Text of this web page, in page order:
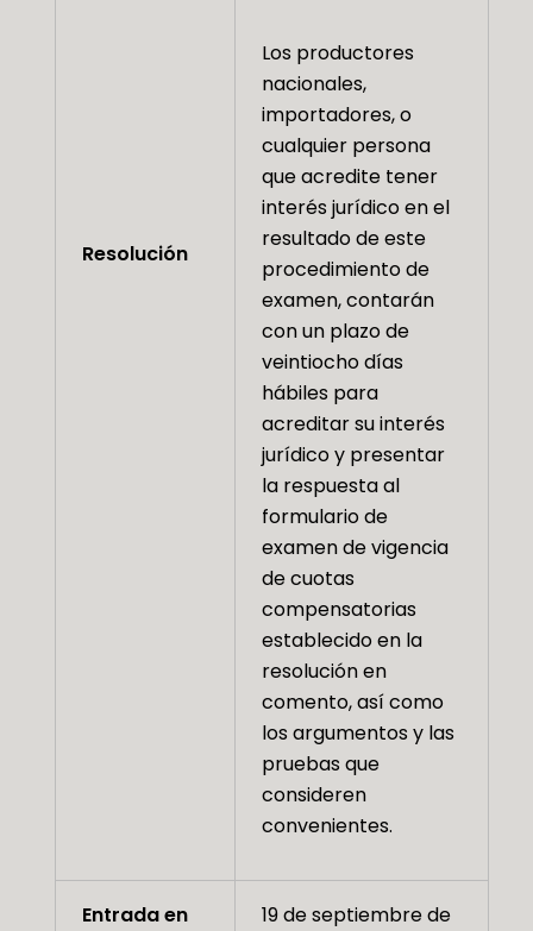
Resolución
Los productores
nacionales,
importadores, o
cualquier persona
que acredite tener
interés jurídico en el
resultado de este
procedimiento de
examen, contarán
con un plazo de
veintiocho días
hábiles para
acreditar su interés
jurídico y presentar
la respuesta al
formulario de
examen de vigencia
de cuotas
compensatorias
establecido en la
resolución en
comento, así como
los argumentos y las
pruebas que
consideren
convenientes.
Entrada en
19 de septiembre de